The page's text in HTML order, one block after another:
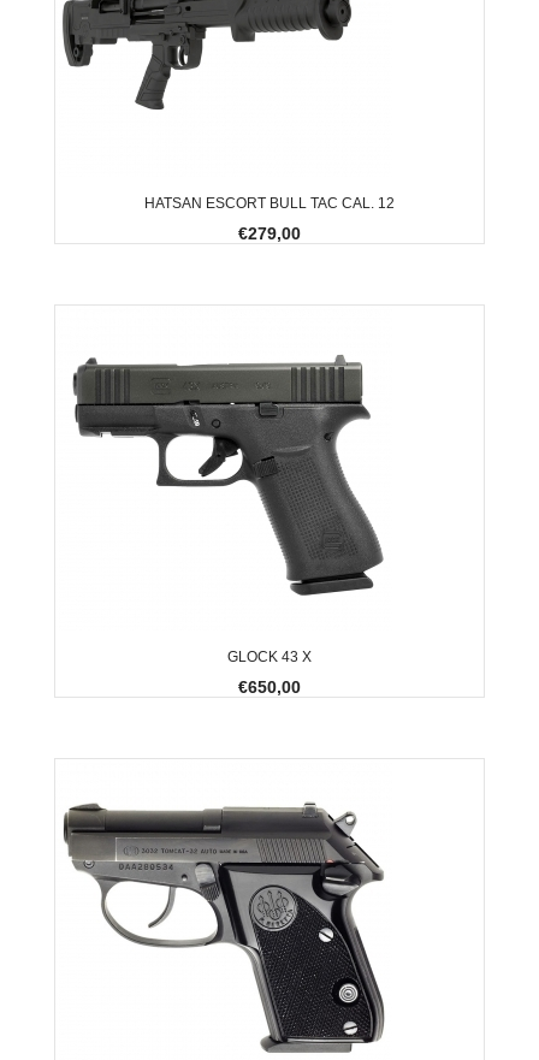
HATSAN ESCORT BULL TAC CAL. 12
€279,00
GLOCK 43 X
€650,00